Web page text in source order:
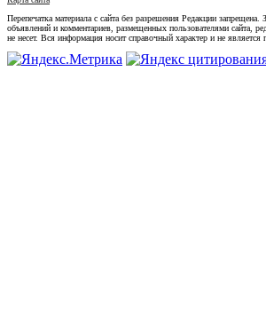
Перепечатка материала с сайта без разрешения Редакции запрещена.
объявлений и комментариев, размещенных пользователями сайта,
не несет. Вся информация носит справочный характер и не является